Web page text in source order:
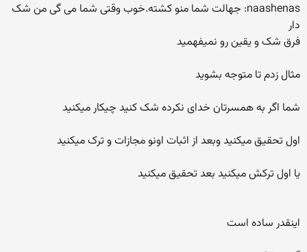
naashenas: جهالت شما منو کشته.خوب وقتی شما می گی من شک
دار
فرق شک و یقین رو نمیفهمید
مثال زدم تا متوجه بشوید
شما اگر به همسرتان خدای نکرده شک کنید چیکار میکنید
اول تحقیق میکنید وبعد از اثبات اونو مجازات و ترک میکنید
یا اول ترکش میکنید بعد تحقیق میکنید
اینقدر ساده است